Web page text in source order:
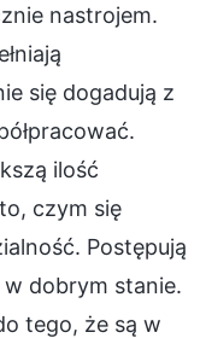
nastrojem.
się dogadują z
ilość
czym się
Postępują
dobrym stanie.
tego, że są w